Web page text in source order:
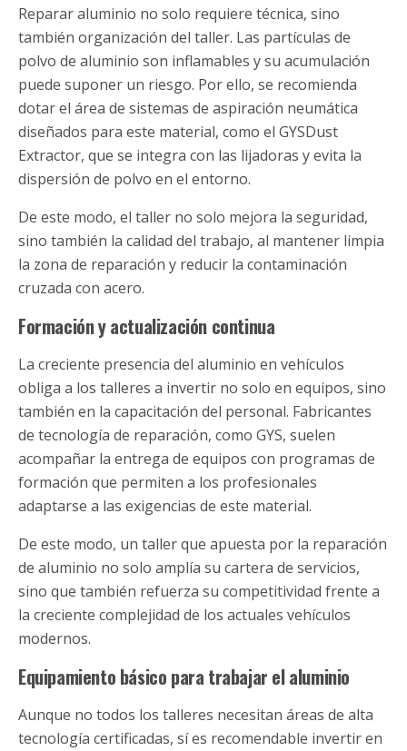
Reparar aluminio no solo requiere técnica, sino
también organización del taller. Las partículas de
polvo de aluminio son inflamables y su acumulación
puede suponer un riesgo. Por ello, se recomienda
dotar el área de sistemas de aspiración neumática
diseñados para este material, como el GYSDust
Extractor, que se integra con las lijadoras y evita la
dispersión de polvo en el entorno.
De este modo, el taller no solo mejora la seguridad,
sino también la calidad del trabajo, al mantener limpia
la zona de reparación y reducir la contaminación
cruzada con acero.
Formación y actualización continua
La creciente presencia del aluminio en vehículos
obliga a los talleres a invertir no solo en equipos, sino
también en la capacitación del personal. Fabricantes
de tecnología de reparación, como GYS, suelen
acompañar la entrega de equipos con programas de
formación que permiten a los profesionales
adaptarse a las exigencias de este material.
De este modo, un taller que apuesta por la reparación
de aluminio no solo amplía su cartera de servicios,
sino que también refuerza su competitividad frente a
la creciente complejidad de los actuales vehículos
modernos.
Equipamiento básico para trabajar el aluminio
Aunque no todos los talleres necesitan áreas de alta
tecnología certificadas, sí es recomendable invertir en